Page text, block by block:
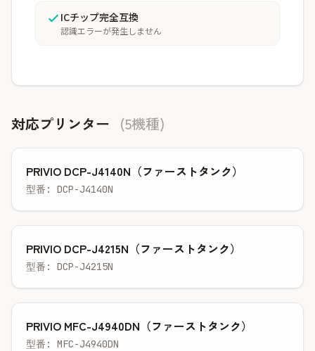
ICチップ完全互換
認識エラーが発生しません
対応プリンター (5機種)
PRIVIO DCP-J4140N（ファーストタンク）
型番: DCP-J4140N
PRIVIO DCP-J4215N（ファーストタンク）
型番: DCP-J4215N
PRIVIO MFC-J4940DN（ファーストタンク）
型番: MFC-J4940DN